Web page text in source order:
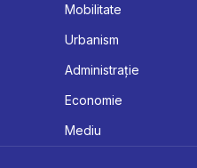
Mobilitate
Urbanism
Administrație
Economie
Mediu